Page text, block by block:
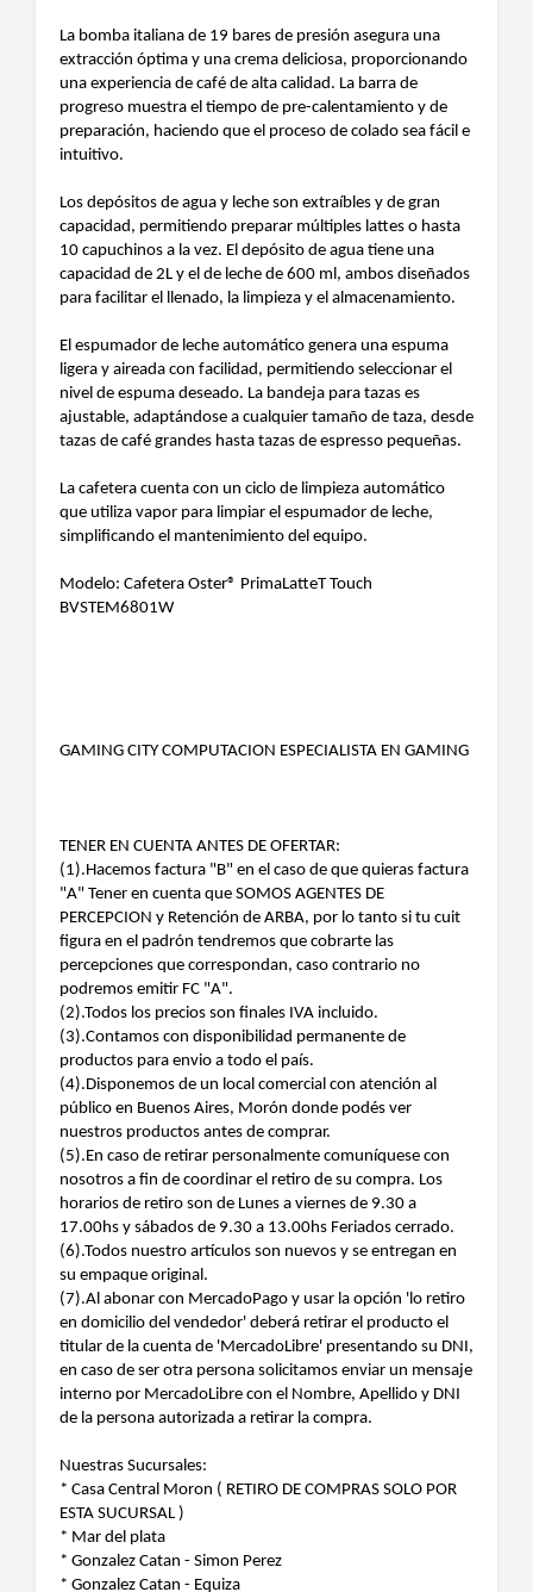
La bomba italiana de 19 bares de presión asegura una
extracción óptima y una crema deliciosa, proporcionando
una experiencia de café de alta calidad. La barra de
progreso muestra el tiempo de pre-calentamiento y de
preparación, haciendo que el proceso de colado sea fácil e
intuitivo.
Los depósitos de agua y leche son extraíbles y de gran
capacidad, permitiendo preparar múltiples lattes o hasta
10 capuchinos a la vez. El depósito de agua tiene una
capacidad de 2L y el de leche de 600 ml, ambos diseñados
para facilitar el llenado, la limpieza y el almacenamiento.
El espumador de leche automático genera una espuma
ligera y aireada con facilidad, permitiendo seleccionar el
nivel de espuma deseado. La bandeja para tazas es
ajustable, adaptándose a cualquier tamaño de taza, desde
tazas de café grandes hasta tazas de espresso pequeñas.
La cafetera cuenta con un ciclo de limpieza automático
que utiliza vapor para limpiar el espumador de leche,
simplificando el mantenimiento del equipo.
Modelo: Cafetera Oster® PrimaLatteT Touch
BVSTEM6801W
GAMING CITY COMPUTACION ESPECIALISTA EN GAMING
TENER EN CUENTA ANTES DE OFERTAR:
(1).Hacemos factura "B" en el caso de que quieras factura
"A" Tener en cuenta que SOMOS AGENTES DE
PERCEPCION y Retención de ARBA, por lo tanto si tu cuit
figura en el padrón tendremos que cobrarte las
percepciones que correspondan, caso contrario no
podremos emitir FC "A".
(2).Todos los precios son finales IVA incluido.
(3).Contamos con disponibilidad permanente de
productos para envio a todo el país.
(4).Disponemos de un local comercial con atención al
público en Buenos Aires, Morón donde podés ver
nuestros productos antes de comprar.
(5).En caso de retirar personalmente comuníquese con
nosotros a fin de coordinar el retiro de su compra. Los
horarios de retiro son de Lunes a viernes de 9.30 a
17.00hs y sábados de 9.30 a 13.00hs Feriados cerrado.
(6).Todos nuestro artículos son nuevos y se entregan en
su empaque original.
(7).Al abonar con MercadoPago y usar la opción 'lo retiro
en domicilio del vendedor' deberá retirar el producto el
titular de la cuenta de 'MercadoLibre' presentando su DNI,
en caso de ser otra persona solicitamos enviar un mensaje
interno por MercadoLibre con el Nombre, Apellido y DNI
de la persona autorizada a retirar la compra.
Nuestras Sucursales:
* Casa Central Moron ( RETIRO DE COMPRAS SOLO POR
ESTA SUCURSAL )
* Mar del plata
* Gonzalez Catan - Simon Perez
* Gonzalez Catan - Equiza